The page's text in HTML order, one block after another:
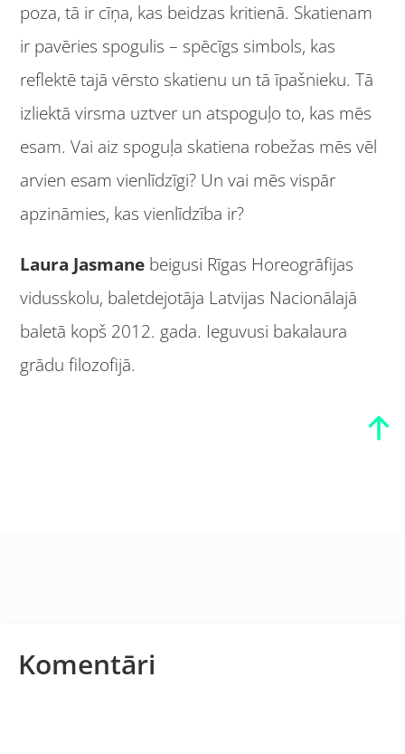
poza, tā ir cīņa, kas beidzas kritienā. Skatienam
ir pavēries spogulis – spēcīgs simbols, kas
reflektē tajā vērsto skatienu un tā īpašnieku. Tā
izliektā virsma uztver un atspoguļo to, kas mēs
esam. Vai aiz spoguļa skatiena robežas mēs vēl
arvien esam vienlīdzīgi? Un vai mēs vispār
apzināmies, kas vienlīdzība ir?
Laura Jasmane beigusi Rīgas Horeogrāfijas
vidusskolu, baletdejotāja Latvijas Nacionālajā
baletā kopš 2012. gada. Ieguvusi bakalaura
grādu filozofijā.
Komentāri